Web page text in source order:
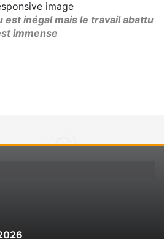
est inégal mais le travail abattu
immense